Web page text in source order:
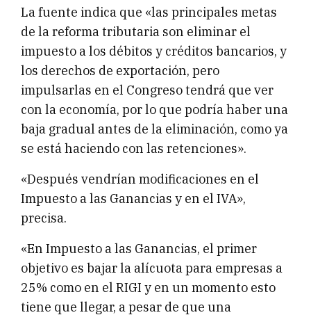
La fuente indica que «las principales metas
de la reforma tributaria son eliminar el
impuesto a los débitos y créditos bancarios, y
los derechos de exportación, pero
impulsarlas en el Congreso tendrá que ver
con la economía, por lo que podría haber una
baja gradual antes de la eliminación, como ya
se está haciendo con las retenciones».
«Después vendrían modificaciones en el
Impuesto a las Ganancias y en el IVA»,
precisa.
«En Impuesto a las Ganancias, el primer
objetivo es bajar la alícuota para empresas a
25% como en el RIGI y en un momento esto
tiene que llegar, a pesar de que una